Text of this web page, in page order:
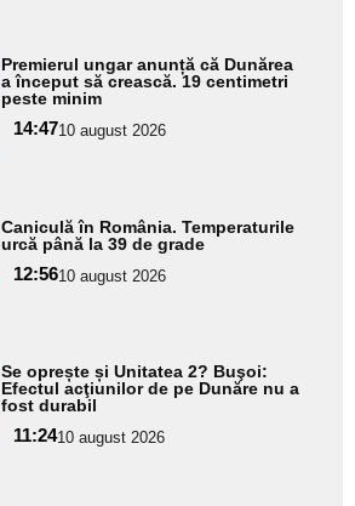
Premierul ungar anunță că Dunărea
a început să crească. 19 centimetri
peste minim
14:4710 august 2026
Caniculă în România. Temperaturile
urcă până la 39 de grade
12:5610 august 2026
Se oprește și Unitatea 2? Buşoi:
Efectul acţiunilor de pe Dunăre nu a
fost durabil
11:2410 august 2026